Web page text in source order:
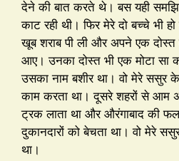
देने की बात करते थे। बस यही
काट रही थी। फिर मेरे दो बच्चे भी
खूब शराब पी ली और अपने एक
आए। उनका दोस्त भी एक मोटा सा
उसका नाम बशीर था। वो मेरे
काम करता था। दूसरे शहरों से
ट्रक लाता था और औरंगाबाद की
दुकानदारों को बेचता था। वो मेरे
था।